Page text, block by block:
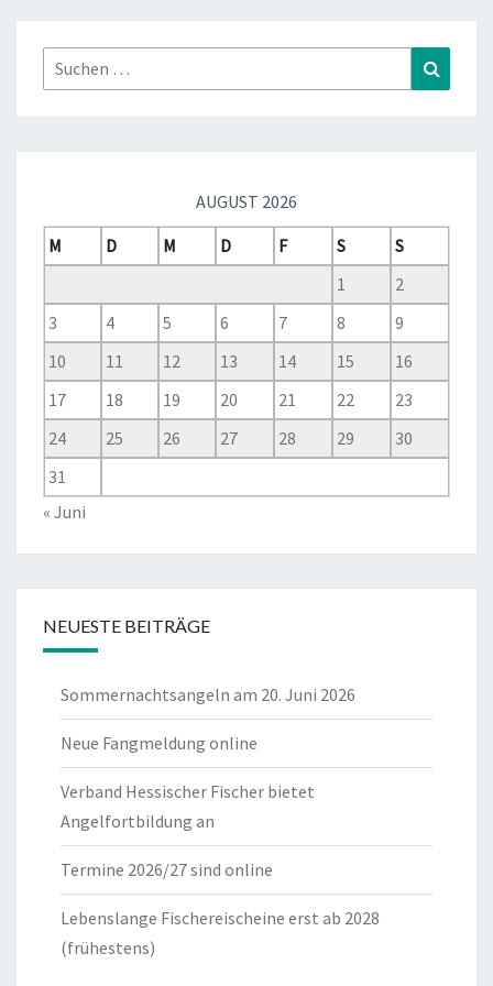
Suchen
nach:
AUGUST 2026
M
D M D F S
S
1
2
3
4 5 6 7 8
9
10
11 12 13 14 15
16
17
18 19 20 21 22
23
24
25 26 27 28 29
30
31
« Juni
NEUESTE BEITRÄGE
Sommernachtsangeln am 20. Juni 2026
Neue Fangmeldung online
Verband Hessischer Fischer bietet
Angelfortbildung an
Termine 2026/27 sind online
Lebenslange Fischereischeine erst ab 2028
(frühestens)